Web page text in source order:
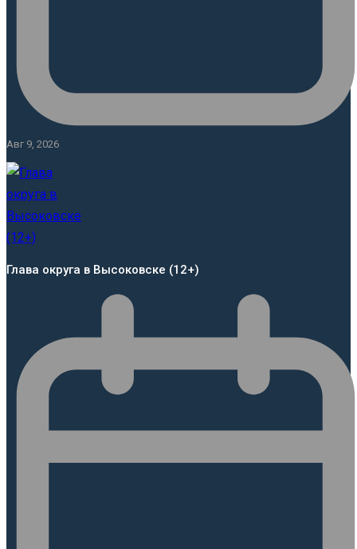
Авг 9, 2026
Глава округа в Высоковске (12+)